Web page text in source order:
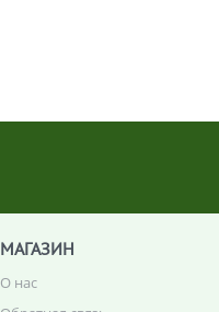
МАГАЗИН
О нас